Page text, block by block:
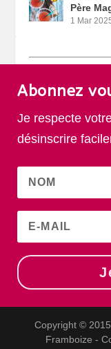
Père
1 Mar
Abonnez
Je respecte
désinscrire
Copyright ©
Framboize -